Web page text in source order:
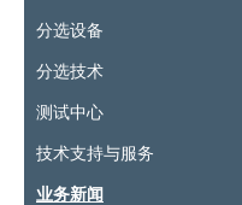
分选设备
分选技术
测试中心
技术支持与服务
业务新闻